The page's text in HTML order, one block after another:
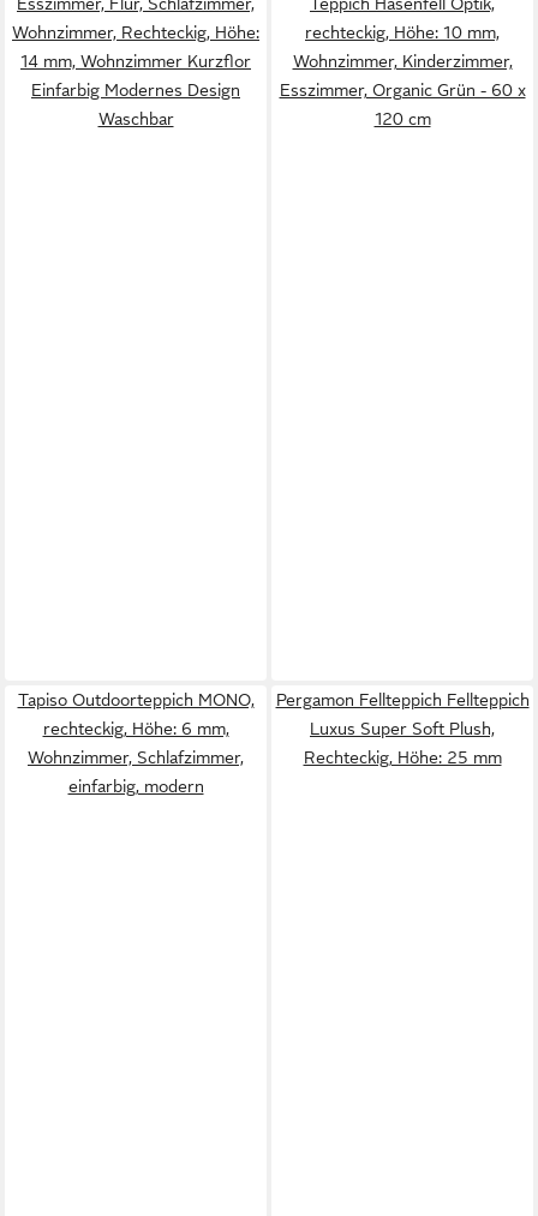
Wohnzimmer, Rechteckig, Höhe:
14 mm, Wohnzimmer Kurzflor
Einfarbig Modernes Design
Waschbar
rechteckig, Höhe: 10 mm,
Wohnzimmer, Kinderzimmer,
Esszimmer, Organic Grün - 60 x
120 cm
Tapiso Outdoorteppich MONO,
rechteckig, Höhe: 6 mm,
Wohnzimmer, Schlafzimmer,
einfarbig, modern
Pergamon Fellteppich Fellteppich
Luxus Super Soft Plush,
Rechteckig, Höhe: 25 mm